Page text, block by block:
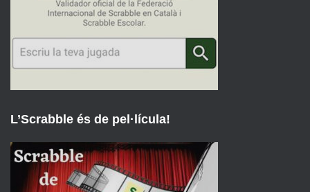
L’Scrabble és de pel·lícula!